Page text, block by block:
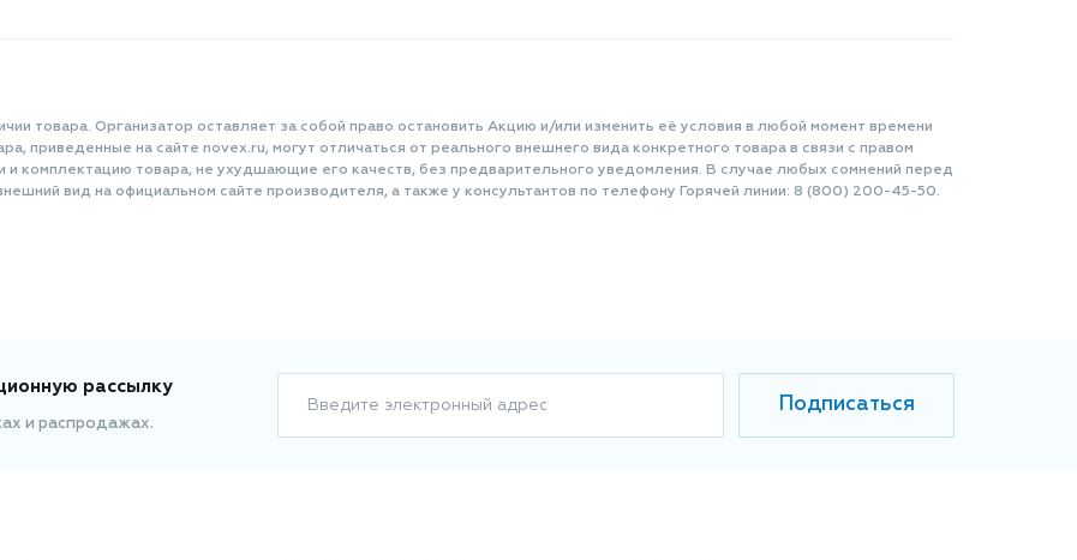
товара. Организатор оставляет за собой право остановить Акцию и/или изменить её условия в любой момент времени
приведенные на сайте novex.ru, могут отличаться от реального внешнего вида конкретного товара в связи с правом
и комплектацию товара, не ухудшающие его качеств, без предварительного уведомления. В случае любых сомнений перед
вид на официальном сайте производителя, а также у консультантов по телефону Горячей линии: 8 (800) 200-45-50.
рассылку
и распродажах.
Введите электронный адрес Подписаться